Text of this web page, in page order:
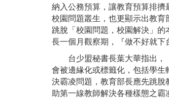
納入公務預算，讓教育預算排
校園問題叢生，也更顯示出教
跳脫「校園問題，校園解決」
長一個月觀察期，『做不好就下
台少盟秘書長葉大華指出，「
會被邊緣化或標籤化，包括學
決霸凌問題，教育部長應先跳
助第一線教師解決各種樣態之